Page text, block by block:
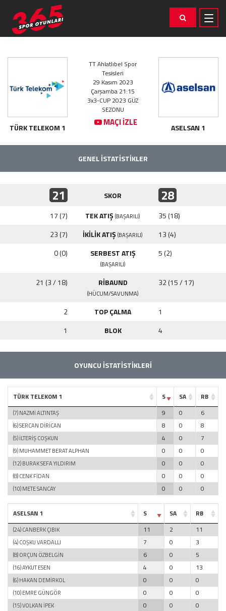
TÜRK TELEKOM 1
TT Ahlatlıbel Spor
Tesisleri
29 Kasım 2023
Çarşamba 21:15
3x3-CUP 2023 GÜZ
SEZONU
MAÇI İZLE ASELSAN 1
GENEL İSTATİSTİKLER
21 SKOR 28
17 (7) TEK ATIŞ(BAŞARILI)
35 (18)
23 (7)
İKİLİK ATIŞ(BAŞARILI)
13 (4)
0 (0)
SERBEST ATIŞ
(BAŞARILI)
5 (2)
21 (3 / 18) RİBAUND
(HÜCUM/SAVUNMA)
32 (15 / 17)
2 TOP ÇALMA
1
1
BLOK 4
OYUNCU İSTATİSTİKLERİ
TÜRK TELEKOM 1 S SA RB
(7) NAZMİ ALTINTAŞ 9 0 6
(6) SERCAN DİRİCAN 8 0 8
(5) İLTERİŞ COŞKUN 4 0 7
(9) MUHAMMET BERAT ALPHAN 0 0 0
(12) BURAK SEFA YILDIRIM 0 0 0
(8) CENK FİDAN 0 0 0
(10) METE SANCAY 0 0 0
ASELSAN 1 S SA RB
(24) CANBERK ÇIBIK 11 2 11
(4) COŞKU VARDALLI 7 0 3
(8) ORÇUN ÖZBELGİN 6 0 5
(16) AYKUT ESEN 4 0 13
(6) HAKAN DEMİRKOL 0 0 0
(10) EMRE GÜNGÖR 0 0 0
(15) VOLKAN İPEK 0 0 0